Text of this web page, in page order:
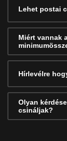
Lehet postai
Miért vannak
Hírlevélre
Olyan
csináljak?